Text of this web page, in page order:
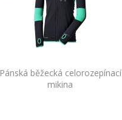
Pánská běžecká celorozepínací
mikina